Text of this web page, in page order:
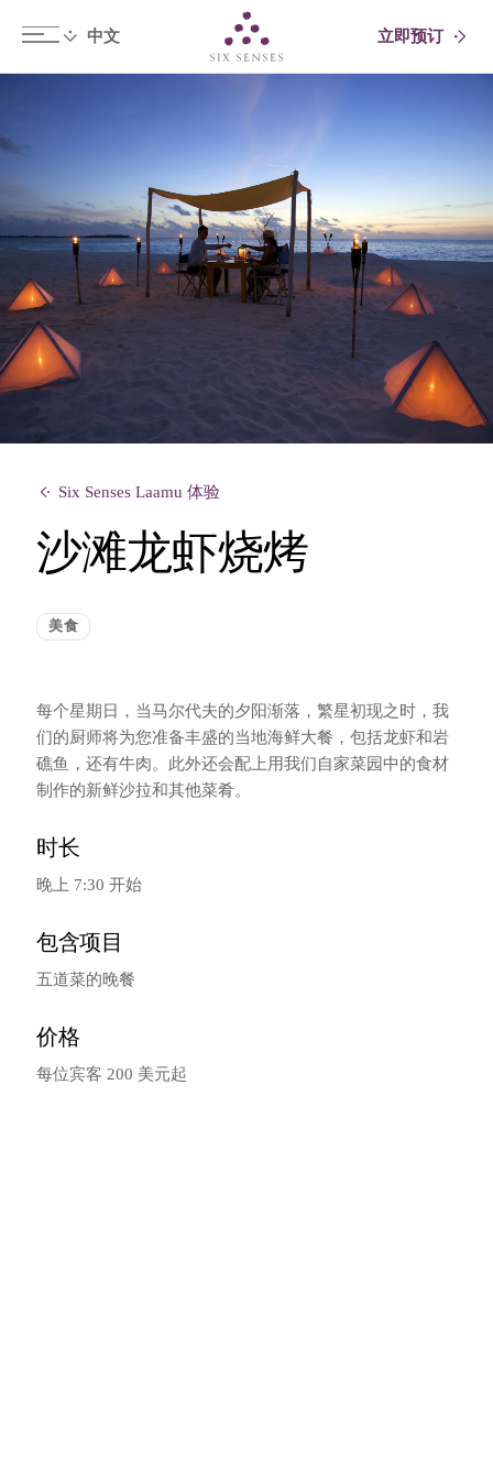
立即预订
Six Senses Laamu 体验
沙滩龙虾烧烤
美食
每个星期日，当马尔代夫的夕阳渐落，繁星初现之时，我
们的厨师将为您准备丰盛的当地海鲜大餐，包括龙虾和岩
礁鱼，还有牛肉。此外还会配上用我们自家菜园中的食材
制作的新鲜沙拉和其他菜肴。
时长
晚上 7:30 开始
包含项目
五道菜的晚餐
价格
每位宾客 200 美元起